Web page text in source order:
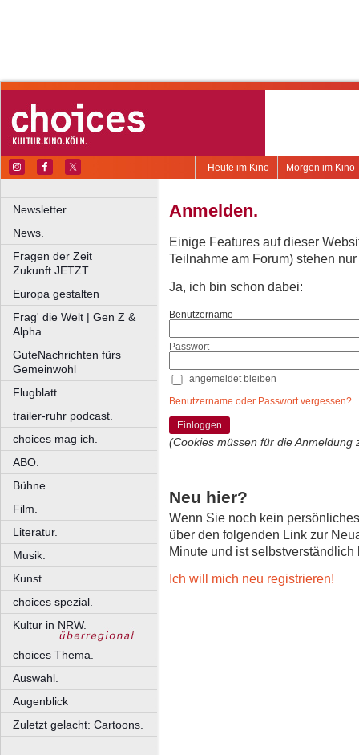
Morgen im Kino
Heute im Kino
Newsletter.
News.
Fragen der Zeit
Zukunft JETZT
Europa gestalten
Frag' die Welt | Gen Z &
Alpha
GuteNachrichten fürs
Gemeinwohl
Flugblatt.
trailer-ruhr podcast.
choices mag ich.
ABO.
Bühne.
Film.
Literatur.
Musik.
Kunst.
choices spezial.
Kultur in NRW.
choices Thema.
Auswahl.
Augenblick
Zuletzt gelacht: Cartoons.
––––––––––––––––––––
Anmelden.
Einige Features auf dieser
Teilnahme am Forum) stehen
Ja, ich bin schon dabei:
Benutzername
Passwort
angemeldet bleiben
Benutzername oder Passwort vergessen?
Einloggen
(Cookies müssen für die Anmeldung
Neu hier?
Wenn Sie noch kein
über den folgenden Link zur
Minute und ist selbstverständlich
Ich will mich neu registrieren!